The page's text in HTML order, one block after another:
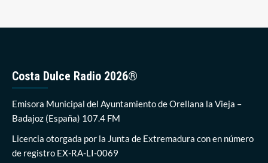
Costa Dulce Radio 2026®
Emisora Municipal del Ayuntamiento de Orellana la Vieja –
Badajoz (España) 107.4 FM
Licencia otorgada por la Junta de Extremadura con en número
de registro EX-RA-LI-0069